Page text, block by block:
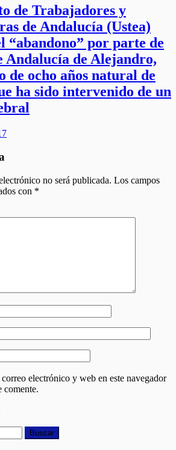
de Trabajadores y
de Andalucía (Ustea)
“abandono” por parte de
Andalucía de Alejandro,
de ocho años natural de
ha sido intervenido de un
no será publicada. Los campos
con *
electrónico y web en este navegador
comente.